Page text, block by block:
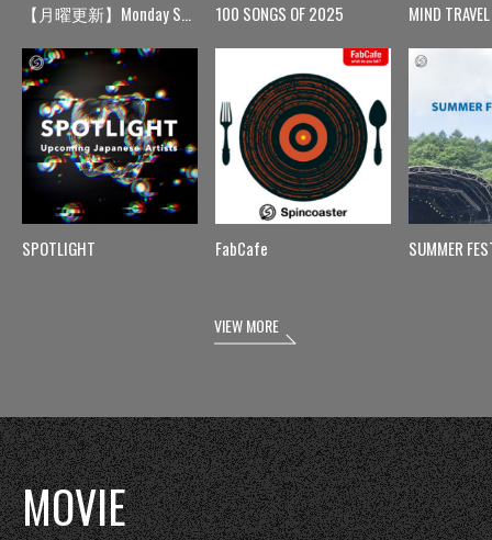
【月曜更新】Monday Spin
SPOTLIGHT
100 SONGS OF 2025
FabCafe
MIND TRAVEL
SUMMER
VIEW MORE
MOVIE